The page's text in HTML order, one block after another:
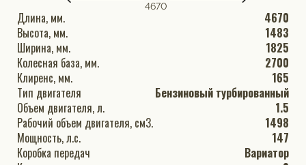
4670
Длина, мм.
4670
Высота, мм.
1483
Ширина, мм.
1825
Колесная база, мм.
2700
Клиренс, мм.
165
Тип двигателя
Бензиновый турбированный
Объем двигателя, л.
1.5
Рабочий объем двигателя, см3.
1498
Мощность, л.с.
147
Коробка передач
Вариатор